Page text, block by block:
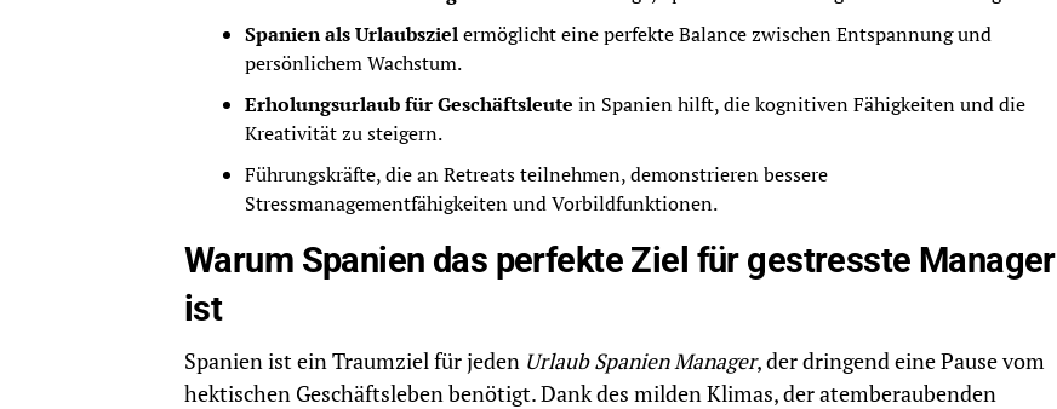
Spanien als Urlaubszielermöglicht eine perfekte Balance zwischen Entspannung und
persönlichem Wachstum.
Erholungsurlaub für Geschäftsleute in Spanien hilft, die kognitiven Fähigkeiten und die
Kreativität zu steigern.
Führungskräfte, die an Retreats teilnehmen, demonstrieren bessere
Stressmanagementfähigkeiten und Vorbildfunktionen.
Warum Spanien das perfekte Ziel für gestresste Manager
ist
Spanien ist ein Traumziel für jeden Urlaub Spanien Manager, der dringend eine Pause vom
hektischen Geschäftsleben benötigt. Dank des milden Klimas, der atemberaubenden